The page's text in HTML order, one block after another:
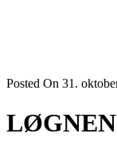
Posted On 31.
LØGNEN